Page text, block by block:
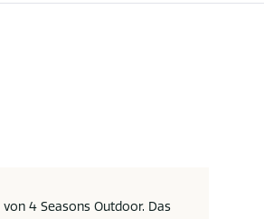
4 Seasons Outdoor. Das